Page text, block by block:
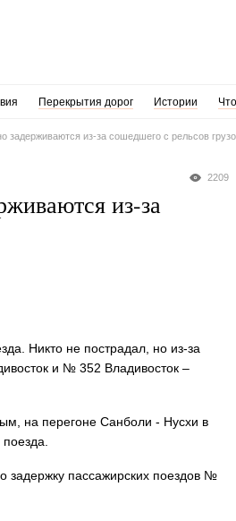
Перекрытия дорог Истории
задерживаются из-за сошедшего с рельсов
2209
из-за
Никто не пострадал, но из-за
и № 352 Владивосток –
на перегоне Санболи - Нусхи в
задержку пассажирских поездов №